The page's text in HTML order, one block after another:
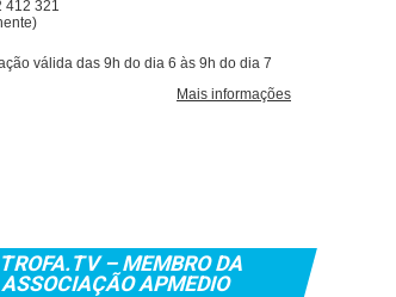
TROFA.TV – MEMBRO DA
ASSOCIAÇÃO APMEDIO